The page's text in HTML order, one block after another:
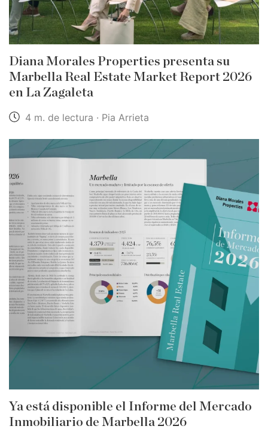
Diana Morales Properties presenta su
Marbella Real Estate Market Report 2026
en La Zagaleta
4 m. de lectura · Pia Arrieta
Ya está disponible el Informe del Mercado
Inmobiliario de Marbella 2026